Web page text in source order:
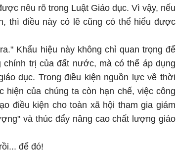
nêu rõ trong Luật Giáo dục. Vì vậy, nếu
thì điều này có lẽ cũng có thể hiểu được
Khẩu hiệu này không chỉ quan trọng để
trị của đất nước, mà có thể áp dụng
dục. Trong điều kiện nguồn lực về thời
của chúng ta còn hạn chế, việc công
điều kiện cho toàn xã hội tham gia giám
và thúc đẩy nâng cao chất lượng giáo
để đó!